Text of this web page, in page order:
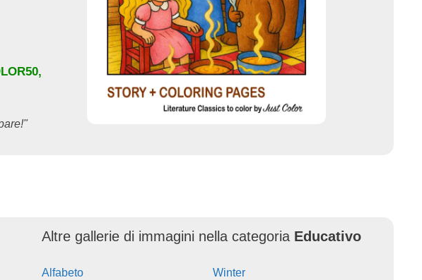
,
Altre gallerie di immagini nella categoria Educativo
Alfabeto
Winter